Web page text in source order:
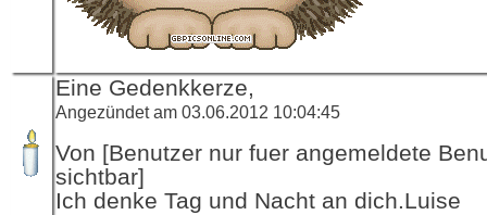
Eine Gedenkkerze,
Angezündet am 03.06.2012 10:04:45
Von [Benutzer nur fuer angemeldete
sichtbar]
Ich denke Tag und Nacht an dich.Luise